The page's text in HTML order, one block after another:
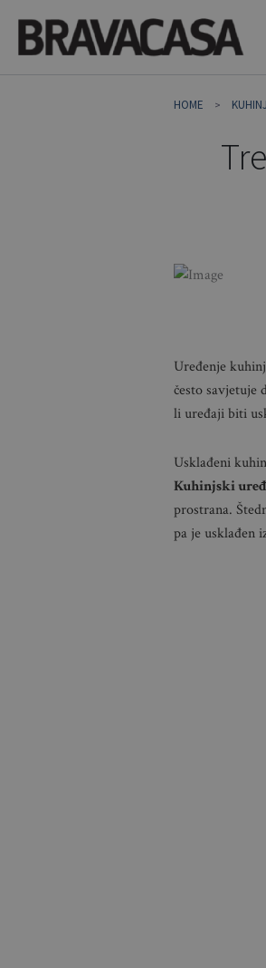
content
HOME
Uređenje
često savjetuje
li uređaji biti
Usklađeni
Kuhinjski
prostrana.
pa je usklađen